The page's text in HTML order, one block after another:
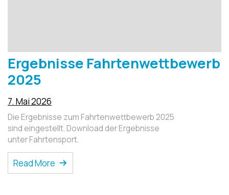
Ergebnisse Fahrtenwettbewerb
2025
7. Mai 2026
Die Ergebnisse zum Fahrtenwettbewerb 2025
sind eingestellt. Download der Ergebnisse
unter Fahrtensport.
Read More